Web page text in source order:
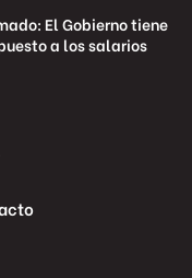
El Gobierno tiene
a los salarios